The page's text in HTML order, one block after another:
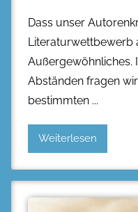
Dass unser
Literaturwettbewerb
Außergewöhnliches.
Abständen fragen
bestimmten
Weiterlesen